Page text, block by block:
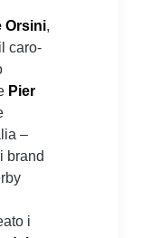
Orsini,
caro-
Pier
–
brand
i